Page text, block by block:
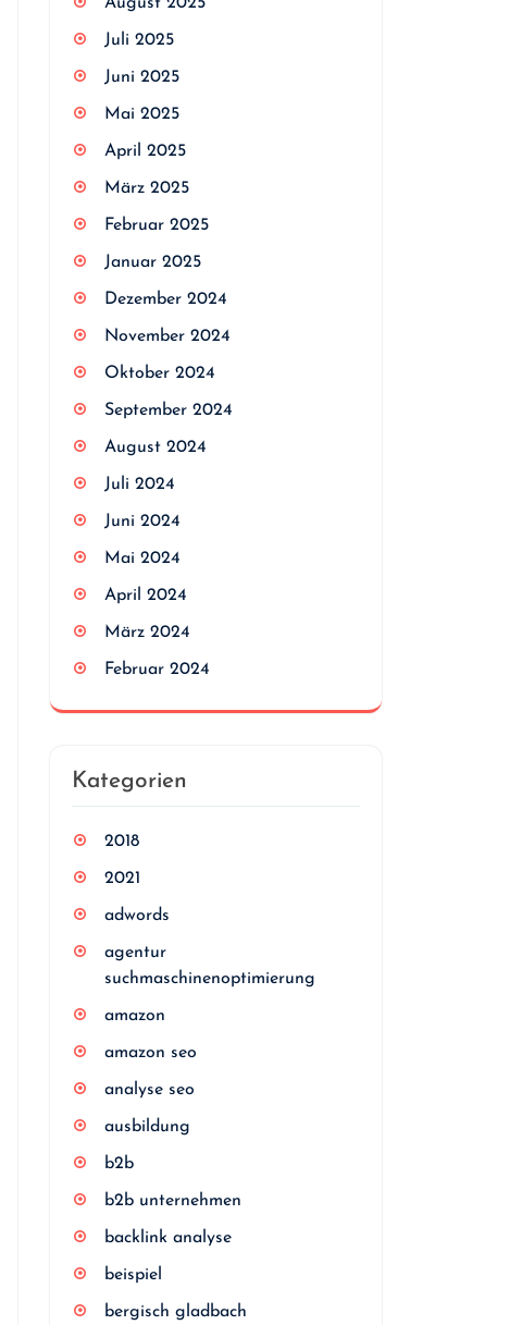
Juli 2025
Juni 2025
Mai 2025
April 2025
März 2025
Februar 2025
Januar 2025
Dezember 2024
November 2024
Oktober 2024
September 2024
August 2024
Juli 2024
Juni 2024
Mai 2024
April 2024
März 2024
Februar 2024
Kategorien
2018
2021
adwords
agentur
suchmaschinenoptimierung
amazon
amazon seo
analyse seo
ausbildung
b2b
b2b unternehmen
backlink analyse
beispiel
bergisch gladbach